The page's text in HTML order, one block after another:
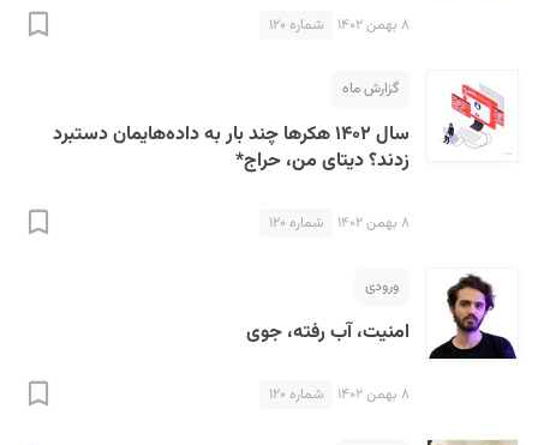
۸ بهمن ۱۴۰۲ شماره ۱۲۰
گزارش ماه
سال ۱۴۰۲ هکرها چند بار به داده‌هایمان دستبرد
زدند؟ دیتای من، حراج*
۸ بهمن ۱۴۰۲ شماره ۱۲۰
ورودی
امنیت، آب رفته، جوی
۸ بهمن ۱۴۰۲ شماره ۱۲۰